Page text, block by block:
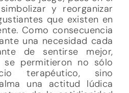
y reorganizar
que existen en
Como consecuencia
una necesidad cada
de sentirse mejor,
se permitieron no sólo
terapéutico, sino
una actitud lúdica